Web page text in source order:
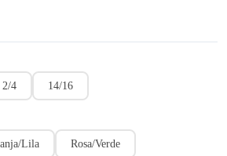
2/4 14/16
Lila Rosa/Verde